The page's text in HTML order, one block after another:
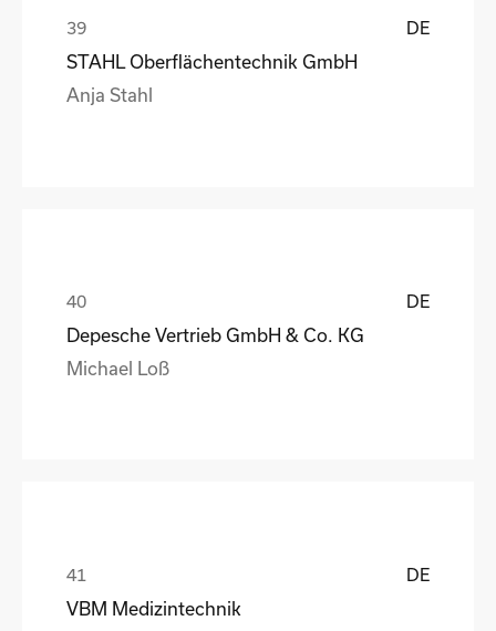
DE
STAHL Oberflächentechnik GmbH
Anja Stahl
DE
Depesche Vertrieb GmbH & Co. KG
Michael Loß
DE
VBM Medizintechnik